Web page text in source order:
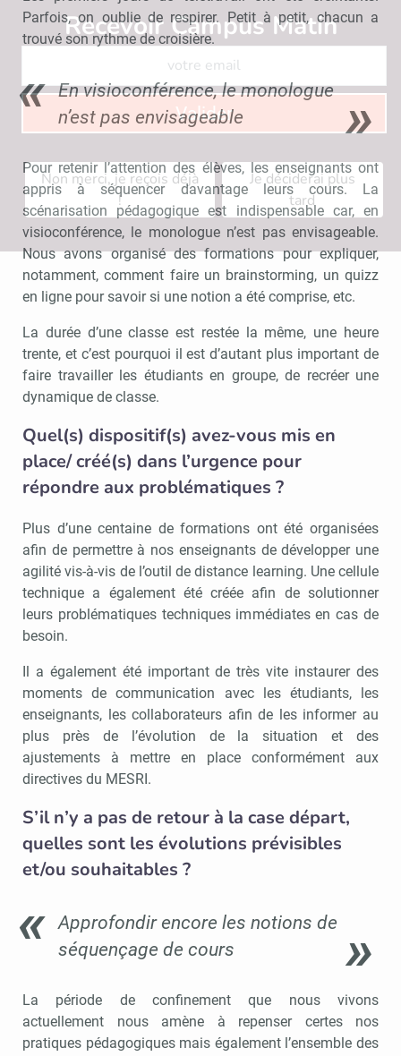
Parfois, on oublie de respirer. Petit à petit, chacun a
trouvé son rythme de croisière.
En visioconférence, le monologue
n’est pas envisageable
Pour retenir l’attention des élèves, les enseignants ont
appris à séquencer davantage leurs cours. La
scénarisation pédagogique est indispensable car, en
visioconférence, le monologue n’est pas envisageable.
Nous avons organisé des formations pour expliquer,
notamment, comment faire un brainstorming, un quizz
en ligne pour savoir si une notion a été comprise, etc.
La durée d’une classe est restée la même, une heure
trente, et c’est pourquoi il est d’autant plus important de
faire travailler les étudiants en groupe, de recréer une
dynamique de classe.
Quel(s) dispositif(s) avez-vous mis en
place/ créé(s) dans l’urgence pour
répondre aux problématiques ?
Plus d’une centaine de formations ont été organisées
afin de permettre à nos enseignants de développer une
agilité vis-à-vis de l’outil de distance learning. Une cellule
technique a également été créée afin de solutionner
leurs problématiques techniques immédiates en cas de
besoin.
Il a également été important de très vite instaurer des
moments de communication avec les étudiants, les
enseignants, les collaborateurs afin de les informer au
plus près de l’évolution de la situation et des
ajustements à mettre en place conformément aux
directives du MESRI.
S’il n’y a pas de retour à la case départ,
quelles sont les évolutions prévisibles
et/ou souhaitables ?
Approfondir encore les notions de
séquençage de cours
La période de confinement que nous vivons
actuellement nous amène à repenser certes nos
pratiques pédagogiques mais également l’ensemble des
Recevoir Campus Matin
Valider
Non merci, je reçois déjà
!
Je déciderai plus
tard